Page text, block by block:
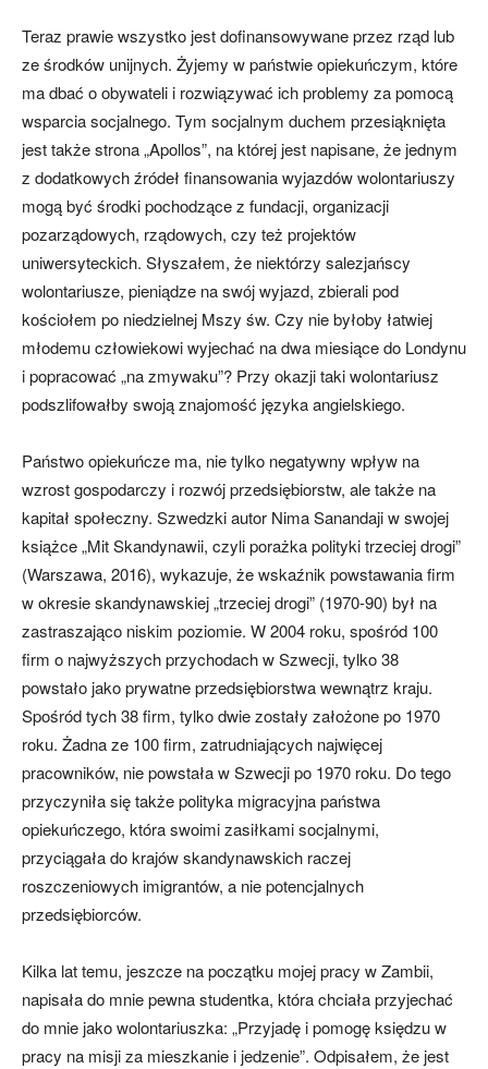
Teraz prawie wszystko jest dofinansowywane przez rząd lub
ze środków unijnych. Żyjemy w państwie opiekuńczym, które
ma dbać o obywateli i rozwiązywać ich problemy za pomocą
wsparcia socjalne­go. Tym socjalnym duchem przesiąknięta
jest także strona „Apollos”, na której jest napisa­ne, że jednym
z dodatkowych źródeł finansowania wyjazdów wolontariuszy
mogą być środki pochodzące z funda­cji, organizacji
pozarządowych, rządowych, czy też projektów
uniwersyteckich. Słyszałem, że niektórzy salezjańscy
wolonta­riusze, pieniądze na swój wy­jazd, zbierali pod
kościołem po niedzielnej Mszy św. Czy nie by­łoby łatwiej
młodemu człowie­kowi wyjechać na dwa miesiące do Londynu
i popracować „na zmywaku”? Przy okazji taki wo­lontariusz
podszlifowałby swoją znajomość języka angielskiego.
Państwo opiekuńcze ma, nie tylko negatywny wpływ na
wzrost gospodarczy i rozwój przedsiębiorstw, ale także na
kapitał społeczny. Szwedzki autor Nima Sanandaji w swo­jej
książce „Mit Skandynawii, czyli porażka polityki trzeciej drogi”
(Warszawa, 2016), wyka­zuje, że wskaźnik powstawania firm
w okresie skandynawskiej „trzeciej drogi” (1970-90) był na
zastraszająco niskim poziomie. W 2004 roku, spośród 100
firm o najwyższych przychodach w Szwecji, tylko 38
powstało jako prywatne przedsiębiorstwa wewnątrz kraju.
Spośród tych 38 firm, tylko dwie zostały założone po 1970
roku. Żadna ze 100 firm, zatrudniających najwięcej
pracowników, nie po­wstała w Szwecji po 1970 roku. Do tego
przyczyniła się także polityka migracyjna państwa
opiekuńczego, która swoimi za­siłkami socjalnymi,
przyciągała do krajów skandynawskich ra­czej
roszczeniowych imigran­tów, a nie potencjalnych
przedsiębiorców.
Kilka lat temu, jeszcze na początku mojej pracy w Zam­bii,
napisała do mnie pewna studentka, która chciała przy­jechać
do mnie jako wolonta­riuszka: „Przyjadę i pomogę księdzu w
pracy na misji za mieszkanie i jedzenie”. Odpisa­łem, że jest